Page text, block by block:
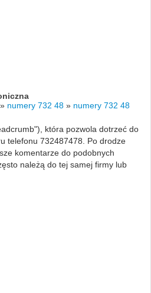
» numery 732 48 » numery 732 48
która pozwola dotrzeć do
telefonu 732487478. Po drodze
komentarze do podobnych
należą do tej samej firmy lub